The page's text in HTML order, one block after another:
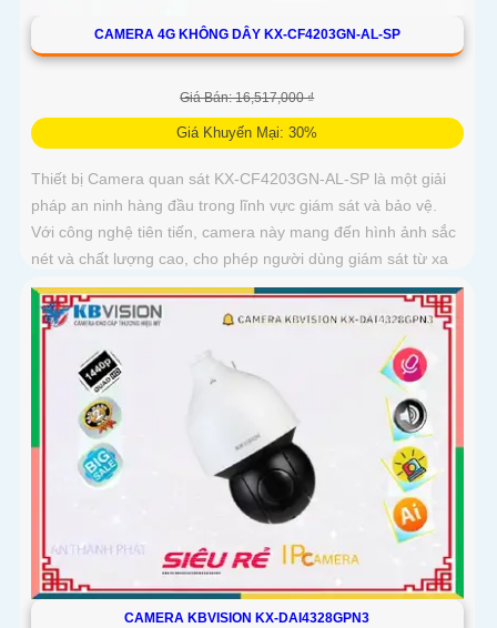
CAMERA 4G KHÔNG DÂY KX-CF4203GN-AL-SP
Giá Bán: 16,517,000 ₫
Giá Khuyến Mại: 30%
Thiết bị Camera quan sát KX-CF4203GN-AL-SP là một giải
pháp an ninh hàng đầu trong lĩnh vực giám sát và bảo vệ.
Với công nghệ tiên tiến, camera này mang đến hình ảnh sắc
nét và chất lượng cao, cho phép người dùng giám sát từ xa
một cách dễ dàng
CAMERA KBVISION KX-DAI4328GPN3